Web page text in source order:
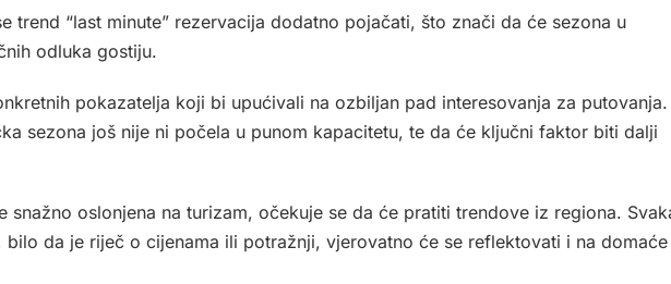
trend “last minute” rezervacija dodatno pojačati, što znači da će sezona u
odluka gostiju.
pokazatelja koji bi upućivali na ozbiljan pad interesovanja za putovanja.
sezona još nije ni počela u punom kapacitetu, te da će ključni faktor biti dalji
snažno oslonjena na turizam, očekuje se da će pratiti trendove iz regiona.
bilo da je riječ o cijenama ili potražnji, vjerovatno će se reflektovati i na domaće